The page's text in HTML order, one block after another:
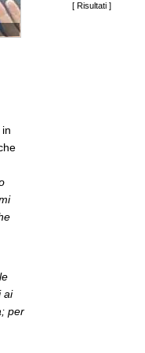
ai
per
[ Risultati ]